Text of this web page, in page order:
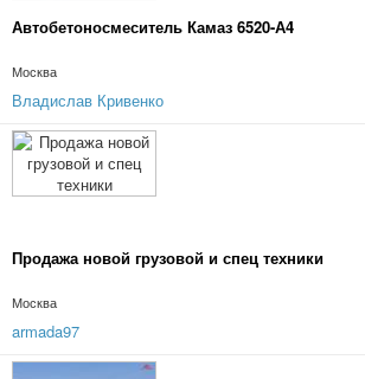
Автобетоносмеситель Камаз 6520-А4
Москва
Владислав Кривенко
Продажа новой грузовой и спец техники
Москва
armada97